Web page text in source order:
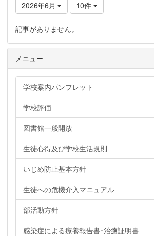
2026年6月 10件
記事がありません。
メニュー
学校案内パンフレット
学校評価
図書館一般開放
生徒心得及び学校生活規則
いじめ防止基本方針
生徒への危機介入マニュアル
部活動方針
感染症による療養報告書･治癒証明書